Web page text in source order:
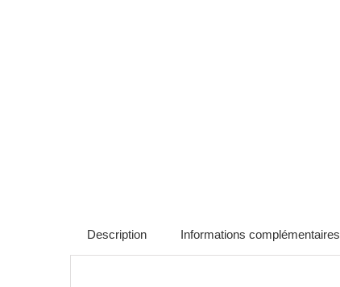
Description Informations complémentaires